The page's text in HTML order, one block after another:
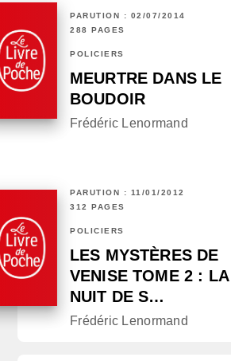
PARUTION : 02/07/2014
288 PAGES
POLICIERS
MEURTRE DANS LE
BOUDOIR
Frédéric Lenormand
PARUTION : 11/01/2012
312 PAGES
POLICIERS
LES MYSTÈRES DE
VENISE TOME 2 : LA
NUIT DE S…
Frédéric Lenormand